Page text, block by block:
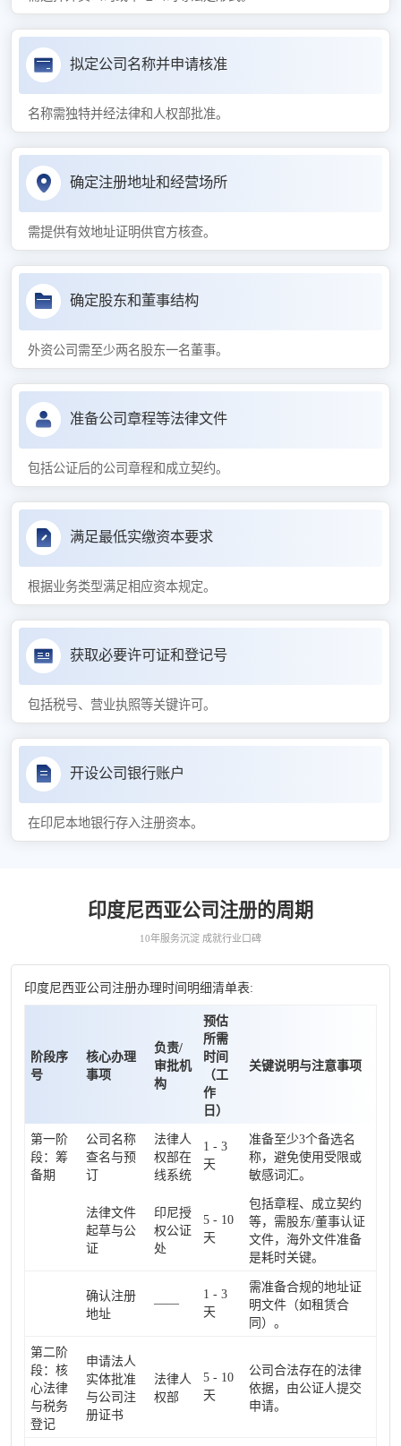
拟定公司名称并申请核准
名称需独特并经法律和人权部批准。
确定注册地址和经营场所
需提供有效地址证明供官方核查。
确定股东和董事结构
外资公司需至少两名股东一名董事。
准备公司章程等法律文件
包括公证后的公司章程和成立契约。
满足最低实缴资本要求
根据业务类型满足相应资本规定。
获取必要许可证和登记号
包括税号、营业执照等关键许可。
开设公司银行账户
在印尼本地银行存入注册资本。
印度尼西亚公司注册的周期
10年服务沉淀 成就行业口碑
印度尼西亚公司注册办理时间明细清单表:
阶段序
号
核心办理
事项
负责/
审批机
构
预估
所需
时间
（工
作
日）
关键说明与注意事项
第一阶
段：筹
备期
公司名称
查名与预
订
法律人
权部在
线系统
1 - 3
天
准备至少3个备选名
称，避免使用受限或
敏感词汇。
法律文件
起草与公
证
印尼授
权公证
处
5 - 10
天
包括章程、成立契约
等，需股东/董事认证
文件，海外文件准备
是耗时关键。
确认注册
地址
——
1 - 3
天
需准备合规的地址证
明文件（如租赁合
同）。
第二阶
段：核
心法律
与税务
登记
申请法人
实体批准
与公司注
册证书
法律人
权部
5 - 10
天
公司合法存在的法律
依据，由公证人提交
申请。